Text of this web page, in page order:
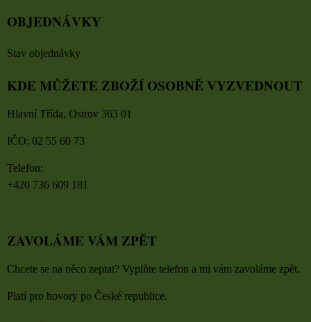
OBJEDNÁVKY
Stav objednávky
KDE MŮŽETE ZBOŽÍ OSOBNĚ VYZVEDNOUT
Hlavní Třída, Ostrov 363 01
IČO: 02 55 60 73
Telefon:
+420 736 609 181
ZAVOLÁME VÁM ZPĚT
Chcete se na něco zeptat? Vyplňte telefon a mi vám zavoláme zpět.
Platí pro hovory po České republice.